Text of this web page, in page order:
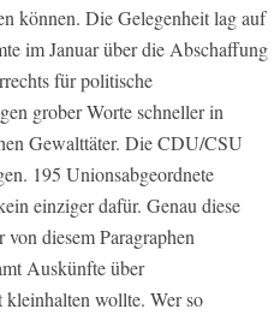
können. Die Gelegenheit lag auf
im Januar über die Abschaffung
für politische
grober Worte schneller in
Gewalttäter. Die CDU/CSU
195 Unionsabgeordnete
einziger dafür. Genau diese
diesem Paragraphen
Auskünfte über
wollte. Wer so